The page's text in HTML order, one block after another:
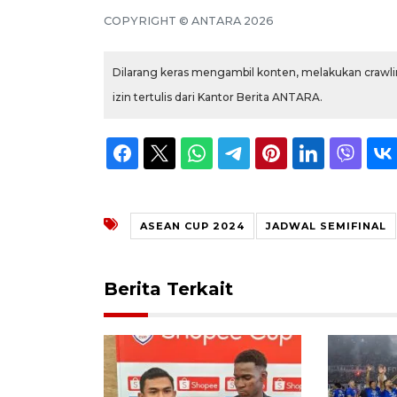
COPYRIGHT © ANTARA 2026
Dilarang keras mengambil konten, melakukan
izin tertulis dari Kantor Berita ANTARA.
ASEAN CUP 2024 JADWAL SEMIFINAL
Berita Terkait